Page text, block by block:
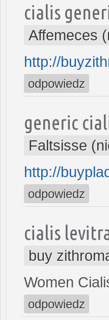
cialis
Affemeces
http://
odpowiedz
generic
Faltsisse
http://
odpowiedz
cialis
buy
Women
odpowiedz